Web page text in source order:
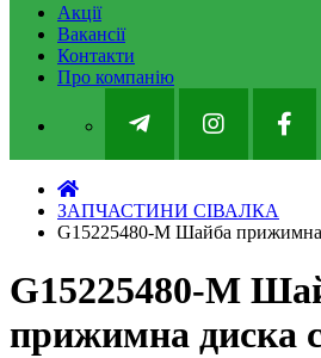
Акції
Вакансії
Контакти
Про компанію
ЗАПЧАСТИНИ СІВАЛКА
G15225480-M Шайба
G15225480-M
прижимна диска